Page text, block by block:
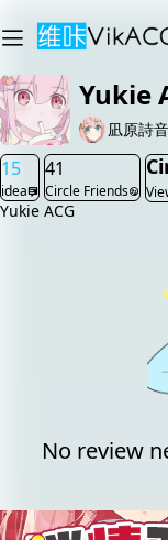
Yukie
凪原詩音
15
idea
41
Circle Friends
Yukie ACG
No review